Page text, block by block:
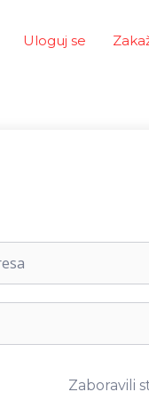
Uloguj se
Zaboravili